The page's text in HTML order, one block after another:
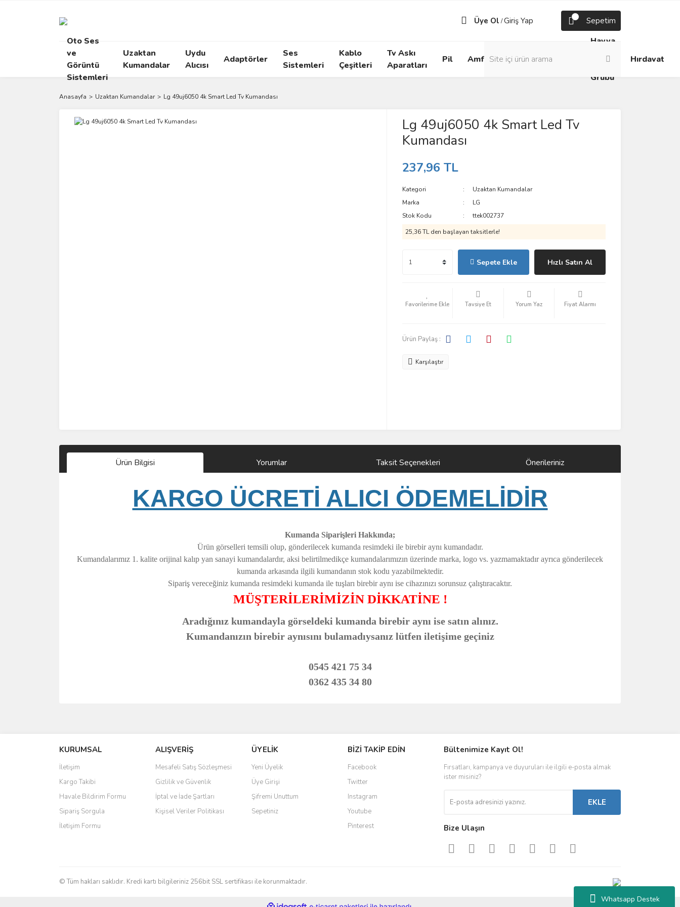
Whatsapp Destek
Üye Ol /Giriş Yap Sepetim
Oto Ses
ve
Görüntü
Sistemleri
Uzaktan
Kumandalar
Uydu
Alıcısı
Adaptörler
Ses
Sistemleri
Kablo
Çeşitleri
Tv Askı
Aparatları
Pil Amfi
Box
Prizler
Havya
Lehim
Grubu
Hırdavat
Anasayfa Uzaktan Kumandalar Lg 49uj6050 4k Smart Led Tv Kumandası
Lg 49uj6050 4k Smart Led Tv
Kumandası
237,96 TL
Kategori
Uzaktan Kumandalar
Marka
LG
Stok Kodu
ttek002737
25,36 TL den başlayan taksitlerle!
Sepete Ekle Hızlı Satın Al
Tavsiye Et Yorum Yaz Fiyat Alarmı
Ürün Paylaş :
Karşılaştır
Ürün Bilgisi Yorumlar Taksit Seçenekleri Önerileriniz
KARGO ÜCRETİ ALICI ÖDEMELİDİR
Kumanda Siparişleri Hakkında;
Ürün görselleri temsili olup, gönderilecek kumanda resimdeki ile birebir aynı kumandadır.
Kumandalarımız 1. kalite orijinal kalıp yan sanayi kumandalardır, aksi belirtilmedikçe kumandalarımızın üzerinde marka, logo vs. yazmamaktadır ayrıca gönderilecek
kumanda arkasında ilgili kumandanın stok kodu yazabilmektedir.
Sipariş vereceğiniz kumanda resimdeki kumanda ile tuşları birebir aynı ise cihazınızı sorunsuz çalıştıracaktır.
MÜŞTERİLERİMİZİN DİKKATİNE !
Aradığınız kumandayla görseldeki kumanda birebir aynı ise satın alınız.
Kumandanızın birebir aynısını bulamadıysanız lütfen iletişime geçiniz
0545 421 75 34
0362 435 34 80
Ürün resmi kalitesiz, bozuk veya görüntülenemiyor.
Ürün açıklamasında eksik bilgiler bulunuyor.
Ürün bilgilerinde hatalar bulunuyor.
Ürün fiyatı diğer sitelerden daha pahalı.
Bu ürüne benzer farklı alternatifler olmalı.
KURUMSAL
İletişim
Kargo Takibi
Havale Bildirim Formu
Sipariş Sorgula
İletişim Formu
ALIŞVERİŞ
Mesafeli Satış Sözleşmesi
Gizlilik ve Güvenlik
İptal ve İade Şartları
Kişisel Veriler Politikası
ÜYELİK
Yeni Üyelik
Üye Girişi
Şifremi Unuttum
Sepetiniz
BİZİ TAKİP EDİN
Facebook
Twitter
Instagram
Youtube
Pinterest
Bültenimize Kayıt Ol!
Fırsatları, kampanya ve duyuruları ile ilgili e-posta almak
ister misiniz?
EKLE
Bize Ulaşın
© Tüm hakları saklıdır. Kredi kartı bilgileriniz 256bit SSL sertifikası ile korunmaktadır.